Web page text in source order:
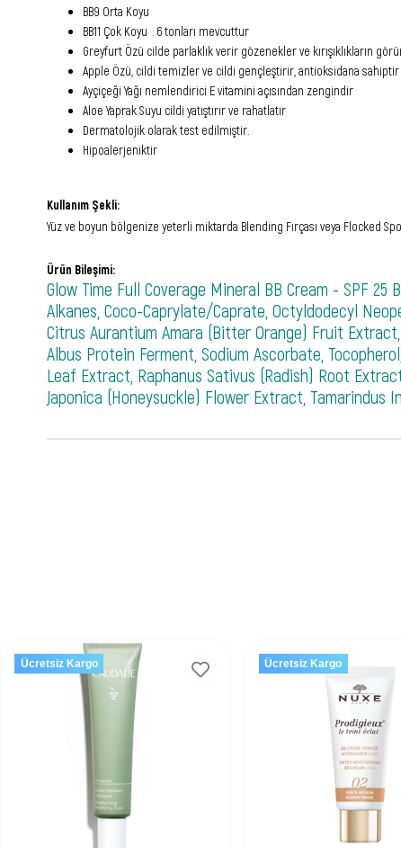
BB9 Orta Koyu
BB11 Çok Koyu : 6 tonları mevcuttur
Greyfurt Özü cilde parlaklık verir gözenekler ve kırışıklıkların
Apple Özü, cildi temizler ve cildi gençleştirir, antioksidana sahiptir
Ayçiçeği Yağı nemlendirici E vitamini açısından zengindir
Aloe Yaprak Suyu cildi yatıştırır ve rahatlatır
Dermatolojik olarak test edilmiştir.
Hipoalerjeniktir
Kullanım Şekli:
Yüz ve boyun bölgenize yeterli miktarda Blending Fırçası veya Flocked
Ürün Bileşimi:
Glow Time Full Coverage Mineral BB Cream - SPF 25
Alkanes, Coco-Caprylate/Caprate, Octyldodecyl
Citrus Aurantium Amara (Bitter Orange) Fruit
Albus Protein Ferment, Sodium Ascorbate,
Leaf Extract, Raphanus Sativus (Radish) Root
Japonica (Honeysuckle) Flower Extract, Tamarindus
Ücretsiz Kargo Ücretsiz Kargo